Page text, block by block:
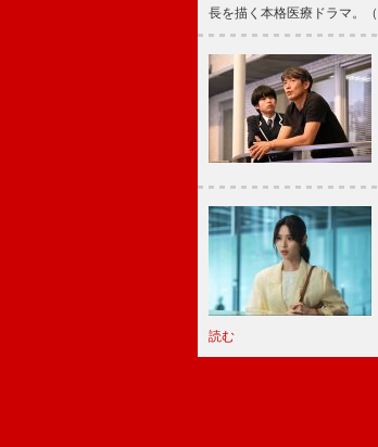
長を描く本格医療ドラマ。
読む